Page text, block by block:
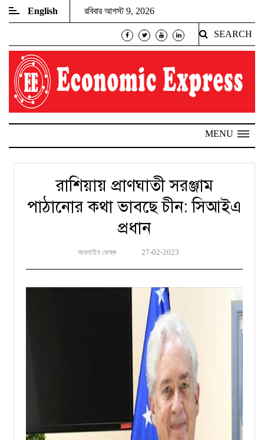
English রবিবার আগস্ট 9, 2026
SEARCH
MENU
রাশিয়ায় প্রাণঘাতী সরঞ্জাম
পাঠানোর কথা ভাবছে চীন: সিআইএ
প্রধান
অনলাইন ডেস্ক 27-02-2023